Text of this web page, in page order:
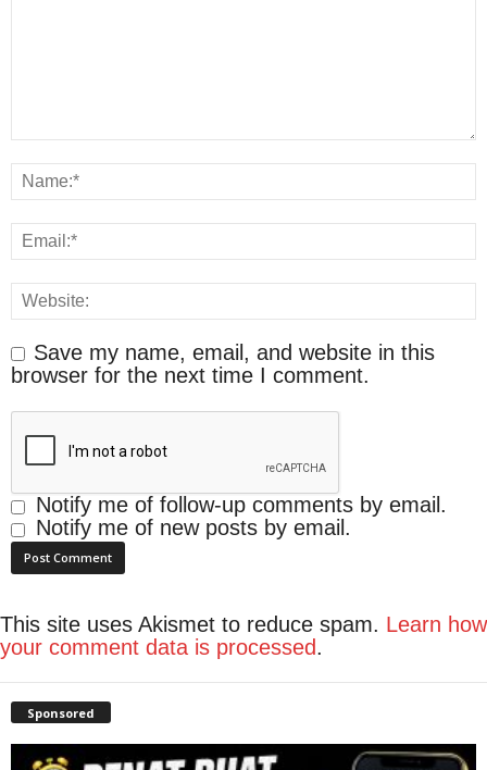
Save my name, email, and website in this
browser for the next time I comment.
Notify me of follow-up comments by email.
Notify me of new posts by email.
This site uses Akismet to reduce spam. Learn how
your comment data is processed.
Sponsored